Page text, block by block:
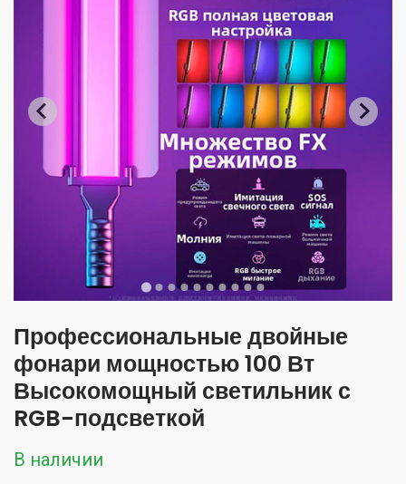
Профессиональные двойные
фонари мощностью 100 Вт
Высокомощный светильник с
RGB-подсветкой
В наличии